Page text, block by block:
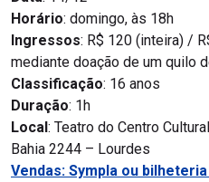
Horário: domingo, às 18h
Ingressos: R$ 120 (inteira) /
mediante doação de um quilo
Classificação: 16 anos
Duração: 1h
Local: Teatro do Centro
Bahia 2244 – Lourdes
Vendas: Sympla ou